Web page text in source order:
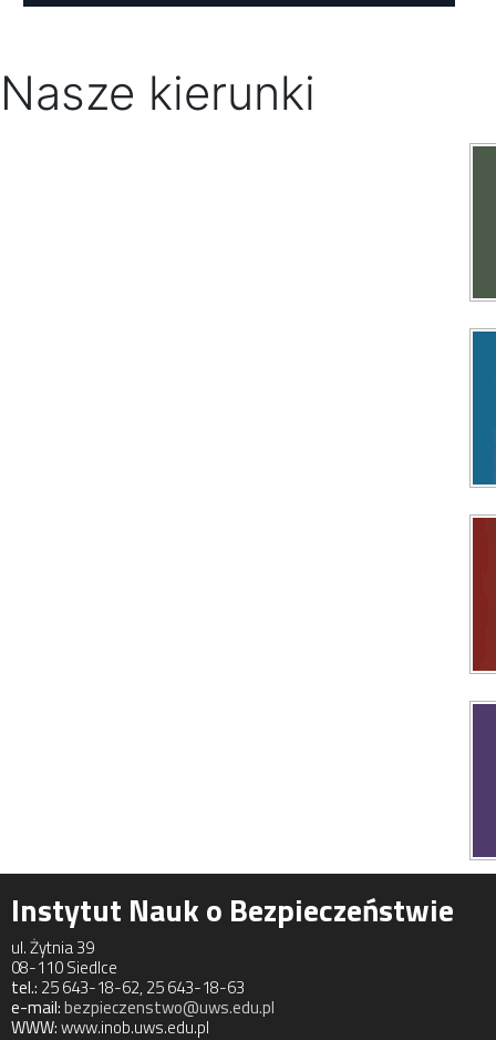
Nasze kierunki
Instytut Nauk o Bezpieczeństwie
ul. Żytnia 39
08-110 Siedlce
tel.: 25 643-18-62, 25 643-18-63
e-mail:bezpieczenstwo@uws.edu.pl
WWW:www.inob.uws.edu.pl